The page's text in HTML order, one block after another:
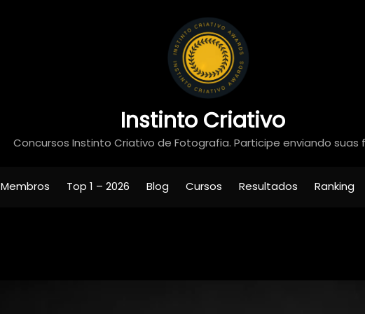
Instinto Criativo
Concursos Instinto Criativo de Fotografia. Participe enviando suas
Membros Top 1 – 2026 Blog Cursos Resultados Ranking